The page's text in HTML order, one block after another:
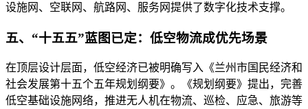
设施网、空联网、航路网、服务网提供了数字化技术支撑。
五、“十五五”蓝图已定：低空物流成优先场景
在顶层设计层面，低空经济已被明确写入《兰州市国民经济和
社会发展第十五个五年规划纲要》。《规划纲要》提出，完善
低空基础设施网络，推进无人机在物流、巡检、应急、旅游等